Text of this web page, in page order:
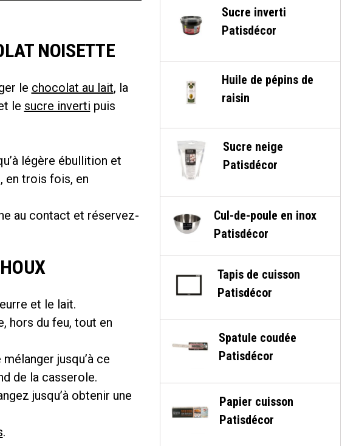
NOISETTE
le chocolat au lait, la
le sucre inverti puis
légère ébullition et
en trois fois, en
au contact et réservez-
et le lait.
hors du feu, tout en
jusqu’à ce
de la casserole.
jusqu’à obtenir une
.
Sucre inverti
Patisdécor
Huile de pépins de
raisin
Sucre neige
Patisdécor
Cul-de-poule en inox
Patisdécor
Tapis de cuisson
Patisdécor
Spatule coudée
Patisdécor
Papier cuisson
Patisdécor